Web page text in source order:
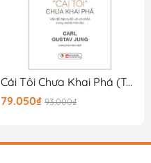
Cái Tôi Chưa Khai Phá (Tái Bản 2025)
79.050₫ 93.000₫